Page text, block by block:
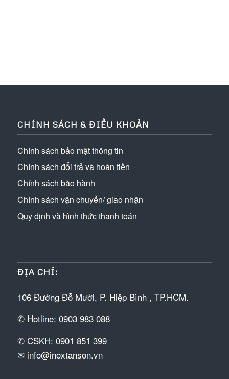
CHÍNH SÁCH & ĐIỀU KHOẢN
Chính sách bảo mật thông tin
Chính sách đổi trả và hoàn tiền
Chính sách bảo hành
Chính sách vận chuyển/ giao nhận
Quy định và hình thức thanh toán
ĐỊA CHỈ:
106 Đường Đỗ Mười, P. Hiệp Bình , TP.HCM.
✆ Hotline: 0903 983 088
✆ CSKH: 0901 851 399
✉ info@inoxtanson.vn